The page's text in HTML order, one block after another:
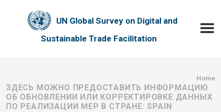
UN Global Survey on Digital and
Sustainable Trade Facilitation
Home
ЗДЕСЬ МОЖНО ПРЕДОСТАВИТЬ ИНФОРМАЦИЮ
ОБ ОБНОВЛЕНИИ ИЛИ КОРРЕКТИРОВКЕ ДАННЫХ
ПО РЕАЛИЗАЦИИ МЕР В СТРАНЕ: SPAIN